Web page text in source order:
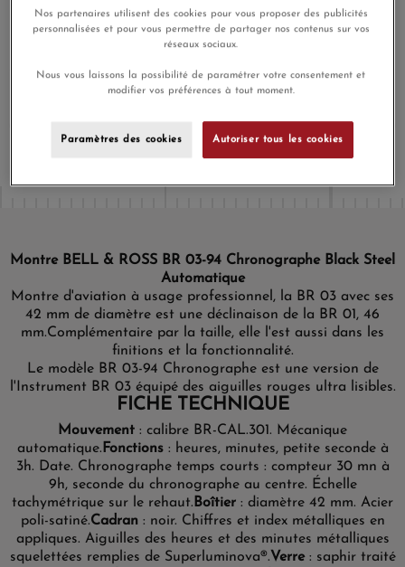
Paiement sécurisé
Satisfait ou
remboursé
En achetant ce produit vous gagnerez177,00 €grâce à notre
Montre BELL & ROSS BR 03-94 Chronographe Black Steel
Automatique
Montre d'aviation à usage professionnel, la BR 03 avec ses
42 mm de diamètre est une déclinaison de la BR 01, 46
mm.Complémentaire par la taille, elle l'est aussi dans les
finitions et la fonctionnalité.
Le modèle BR 03-94 Chronographe est une version de
l'Instrument BR 03 équipé des aiguilles rouges ultra lisibles.
FICHE TECHNIQUE
Mouvement : calibre BR-CAL.301. Mécanique
automatique. Fonctions: heures, minutes, petite seconde à
3h. Date. Chronographe temps courts : compteur 30 mn à
9h, seconde du chronographe au centre. Échelle
tachymétrique sur le rehaut. Boîtier : diamètre 42 mm. Acier
poli-satiné.Cadran: noir. Chiffres et index métalliques en
appliques. Aiguilles des heures et des minutes métalliques
squelettées remplies de Superluminova®.Verre: saphir traité
Nos partenaires utilisent des cookies pour vous proposer des publicités
personnalisées et pour vous permettre de partager nos contenus sur vos
réseaux sociaux.
Nous vous laissons la possibilité de paramétrer votre consentement et
modifier vos préférences à tout moment.
Paramètres des cookies Autoriser tous les cookies